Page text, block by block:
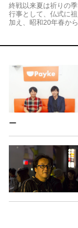
終戦以来夏は祈りの
行事として、仏式に
加え、昭和20年春か
ー